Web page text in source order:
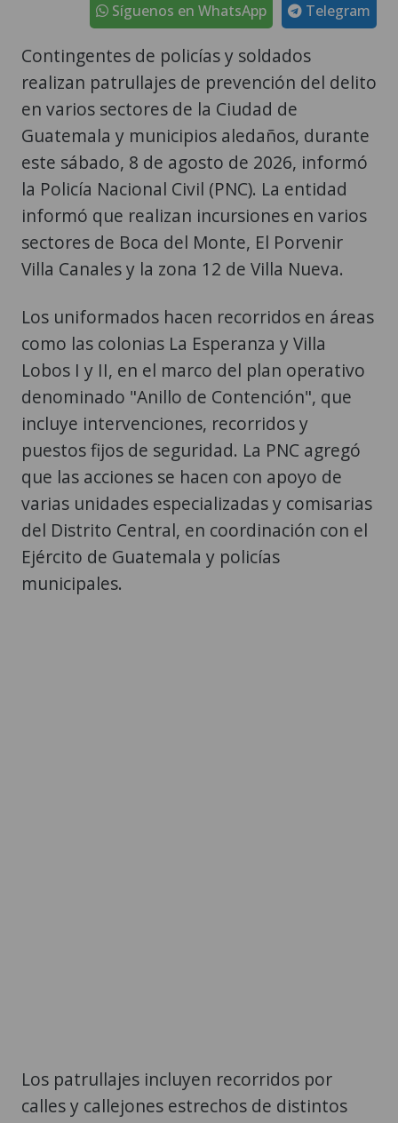
Telegram
Síguenos en WhatsApp
Contingentes de policías y soldados
realizan patrullajes de prevención del delito
en varios sectores de la Ciudad de
Guatemala y municipios aledaños, durante
este sábado, 8 de agosto de 2026, informó
la Policía Nacional Civil (PNC). La entidad
informó que realizan incursiones en varios
sectores de Boca del Monte, El Porvenir
Villa Canales y la zona 12 de Villa Nueva.
Los uniformados hacen recorridos en áreas
como las colonias La Esperanza y Villa
Lobos I y II, en el marco del plan operativo
denominado "Anillo de Contención", que
incluye intervenciones, recorridos y
puestos fijos de seguridad. La PNC agregó
que las acciones se hacen con apoyo de
varias unidades especializadas y comisarias
del Distrito Central, en coordinación con el
Ejército de Guatemala y policías
municipales.
Los patrullajes incluyen recorridos por
calles y callejones estrechos de distintos